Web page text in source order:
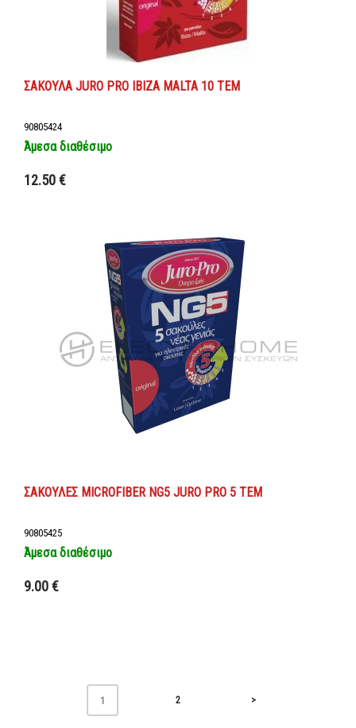
ΣΑΚΟΥΛΑ JURO PRO IBIZA MALTA 10 ΤΕΜ
90805424
Άμεσα διαθέσιμο
12.50 €
ΣΑΚΟΥΛΕΣ MICROFIBER NG5 JURO PRO 5 TEM
90805425
Άμεσα διαθέσιμο
9.00 €
1 2 >